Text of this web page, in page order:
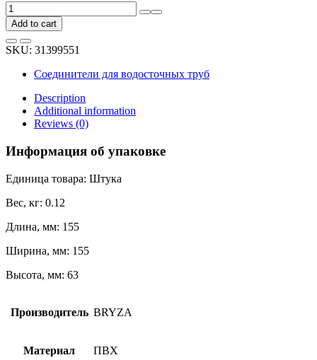
Внешний
угловой
элемент
BRYZA
75мм,
произвольный,
коричневый
quantity
Add to cart
SKU: 31399551
Соединители для водосточных труб
Description
Additional information
Reviews (0)
Информация об упаковке
Единица товара: Штука
Вес, кг: 0.12
Длина, мм: 155
Ширина, мм: 155
Высота, мм: 63
Производитель BRYZA
Материал ПВХ